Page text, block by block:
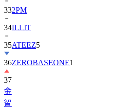
332PM
34ILLIT
35ATEEZ5
36ZEROBASEONE1
37
金
智